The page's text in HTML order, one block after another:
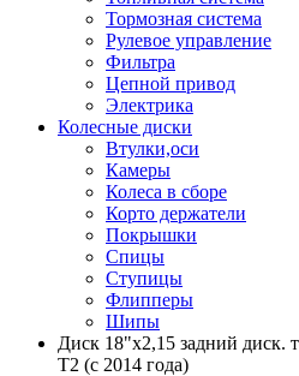
Тормозная система
Рулевое управление
Фильтра
Цепной привод
Электрика
Колесные диски
Втулки,оси
Камеры
Колеса в сборе
Корто держатели
Покрышки
Спицы
Ступицы
Флипперы
Шипы
Диск 18"х2,15 задний диск.
T2 (с 2014 года)